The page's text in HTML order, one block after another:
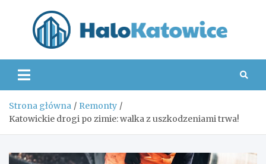
Strona główna
Remonty
Katowickie drogi po zimie: walka z uszkodzeniami trwa!